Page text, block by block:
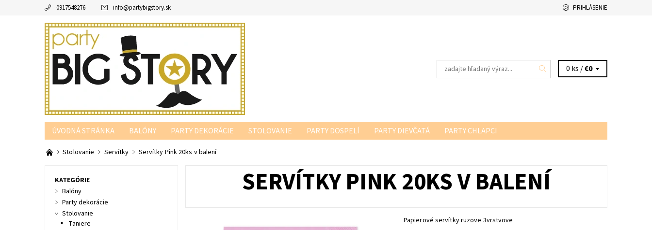
0917548276 info@partybigstory.sk PRIHLÁSENIE
0 ks /€0
ÚVODNÁ STRÁNKA BALÓNY PARTY DEKORÁCIE STOLOVANIE PARTY DOSPELÍ PARTY DIEVČATÁ
PARTY CHLAPCI
PARTY PODĽA FARBY
Stolovanie Servítky Servítky Pink 20ks v balení
SERVÍTKY PINK 20KS V BALENÍ
Papierové servítky ruzove 3vrstvove
KATEGÓRIE
Balóny
Party dekorácie
Stolovanie
Taniere